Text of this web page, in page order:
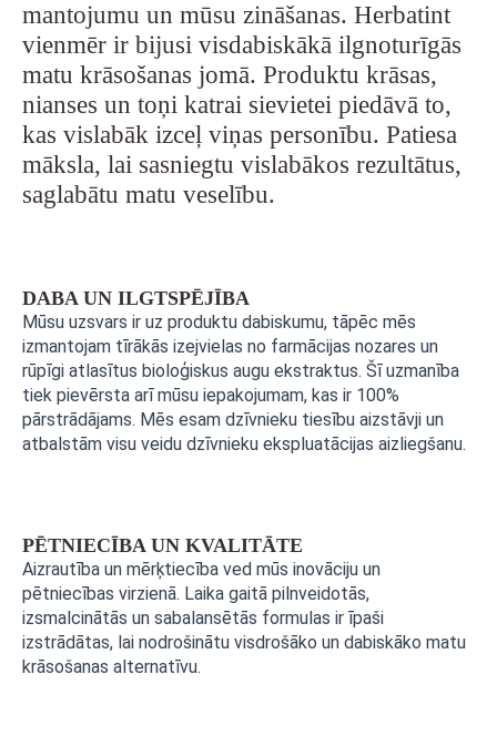
mantojumu un mūsu zināšanas. Herbatint
vienmēr ir bijusi visdabiskākā ilgnoturīgās
matu krāsošanas jomā. Produktu krāsas,
nianses un toņi katrai sievietei piedāvā to,
kas vislabāk izceļ viņas personību. Patiesa
māksla, lai sasniegtu vislabākos rezultātus,
saglabātu matu veselību.
DABA UN ILGTSPĒJĪBA
Mūsu uzsvars ir uz produktu dabiskumu, tāpēc mēs
izmantojam tīrākās izejvielas no farmācijas nozares un
rūpīgi atlasītus bioloģiskus augu ekstraktus. Šī uzmanība
tiek pievērsta arī mūsu iepakojumam, kas ir 100%
pārstrādājams. Mēs esam dzīvnieku tiesību aizstāvji un
atbalstām visu veidu dzīvnieku ekspluatācijas aizliegšanu.
PĒTNIECĪBA UN KVALITĀTE
Aizrautība un mērķtiecība ved mūs inovāciju un
pētniecības virzienā. Laika gaitā pilnveidotās,
izsmalcinātās un sabalansētās formulas ir īpaši
izstrādātas, lai nodrošinātu visdrošāko un dabiskāko matu
krāsošanas alternatīvu.